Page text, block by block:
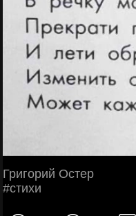
Григорий Остеp
#стихи